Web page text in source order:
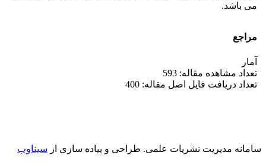
می باشد.
مراجع
آمار
تعداد مشاهده مقاله: 593
تعداد دریافت فایل اصل مقاله: 400
سامانه مدیریت نشریات علمی. طراحی و پیاده سازی از سیناوب